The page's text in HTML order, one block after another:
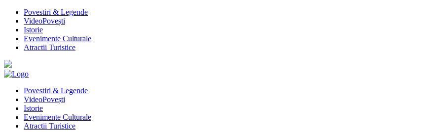
Povestiri & Legende
VideoPovești
Istorie
Evenimente Culturale
Atractii Turistice
Povestiri & Legende
VideoPovești
Istorie
Evenimente Culturale
Atractii Turistice